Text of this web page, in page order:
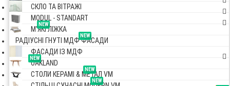
СКЛО ТА ВІТРАЖІ
MODUL - STANDART
NEW
М'ЯКІ ЛІЖКА
NEW
РАДІУСНІ ГНУТІ МДФ ФАСАДИ
ФАСАДИ ІЗ МДФ
NEW
OAKLAND
NEW
СТОЛИ КЕРАМІ & МЕТАЛ VM
NEW